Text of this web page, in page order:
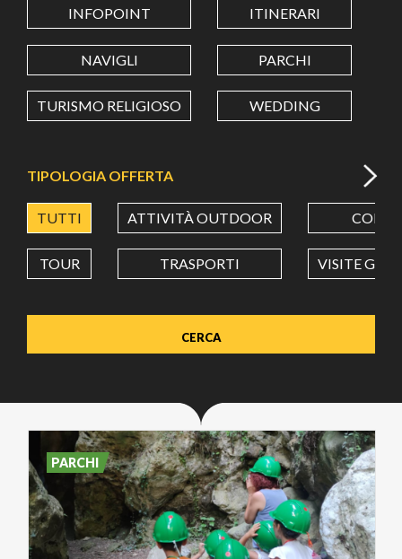
LONGITUDINE
Value in decimal degrees. Use dot (.) as decimal separator.
INFOPOINT ITINERARI
NAVIGLI PARCHI
TURISMO RELIGIOSO WEDDING
TIPOLOGIA OFFERTA
TUTTI ATTIVITÀ OUTDOOR CORSI
TOUR TRASPORTI VISITE
PARCHI